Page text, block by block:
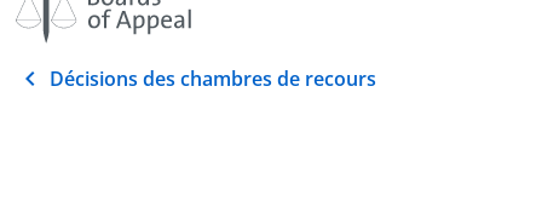
Décisions des chambres de recours